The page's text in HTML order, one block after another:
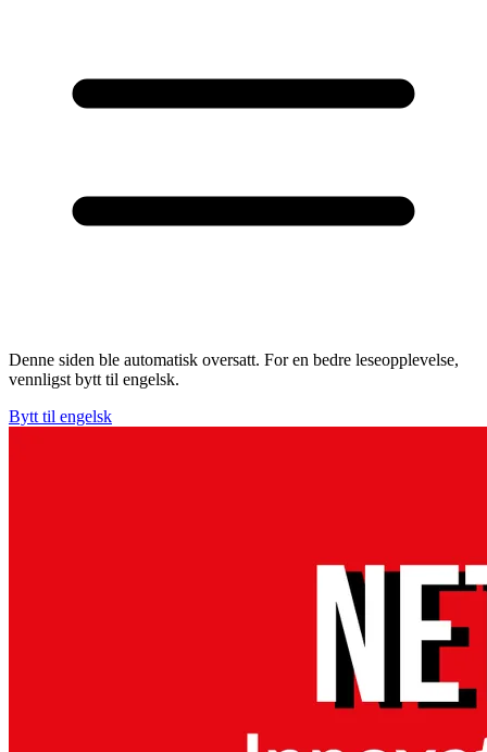
Denne siden ble automatisk oversatt. For en bedre leseopplevelse,
vennligst bytt til engelsk.
Bytt til engelsk